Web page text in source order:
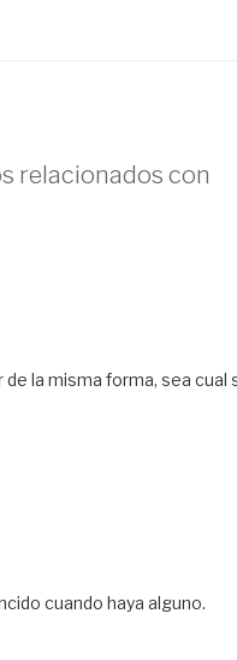
relacionados con
la misma forma, sea cual
cuando haya alguno.